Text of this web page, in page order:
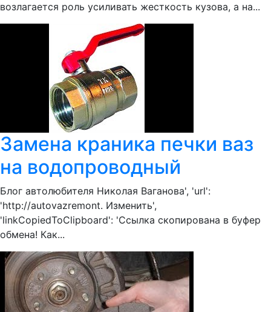
возлагается роль усиливать жесткость кузова, а на...
Замена краника печки ваз
на водопроводный
Блог автолюбителя Николая Ваганова', 'url':
'http://autovazremont. Изменить',
'linkCopiedToClipboard': 'Ссылка скопирована в буфер
обмена! Как...